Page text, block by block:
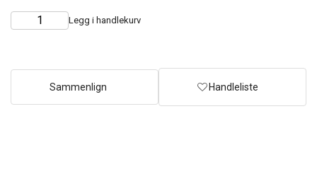
Choose
Quantity Legg i handlekurv
Sammenlign Handleliste